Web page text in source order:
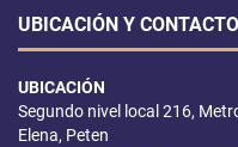
UBICACIÓN Y CONTACTO
UBICACIÓN
Segundo nivel local 216,
Elena, Peten